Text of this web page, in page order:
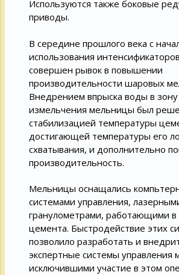
Используются также боковые
приводы.
В середине прошлого века с
использования
совершен рывок в повышении
производительности шаровых
Внедрением впрыска воды в зону
измельчения мельницы был
стабилизацией температуры
достигающей температуры его
схватывания, и дополнительно
производительность.
Мельницы оснащались
системами управления,
гранулометрами, работающими в
цемента. Быстродействие этих
позволило разработать и
экспертные системы управления
исключившими участие в этом